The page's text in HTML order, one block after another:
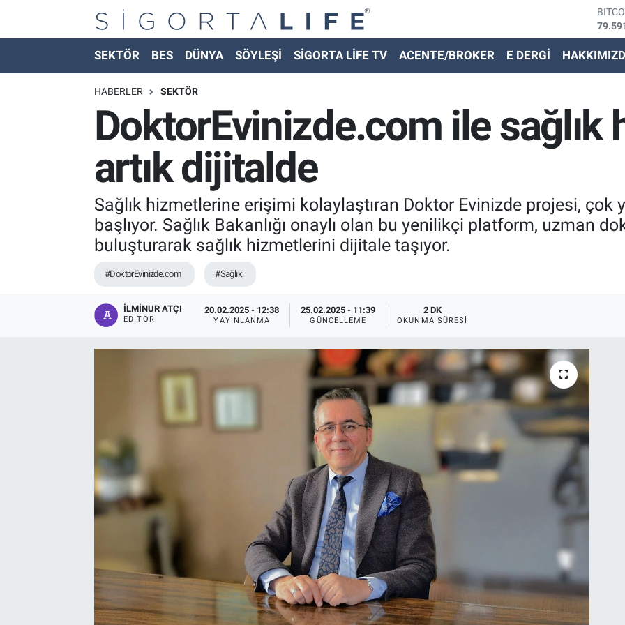
SEKTÖR BES DÜNYA SÖYLEŞİ SİGORTA LİFE TV ACENTE/BROKER E DERGİ
HABERLER SEKTÖR
DoktorEvinizde.com ile sağlık
artık dijitalde
Sağlık hizmetlerine erişimi kolaylaştıran Doktor Evinizde projesi, çok
başlıyor. Sağlık Bakanlığı onaylı olan bu yenilikçi platform, uzman
buluşturarak sağlık hizmetlerini dijitale taşıyor.
#DoktorEvinizde.com #Sağlık
İLMINUR ATÇI
EDITÖR
20.02.2025 - 12:38
YAYINLANMA
25.02.2025 - 11:39
GÜNCELLEME
2 DK
OKUNMA SÜRESI
Nöbetçi Eczaneler
Hava Durumu
Namaz Vakitleri
Trafik Durumu
Süper Lig Puan Durumu ve Fikstür
Tüm Manşetler
Son Dakika Haberleri
Haber Arşivi